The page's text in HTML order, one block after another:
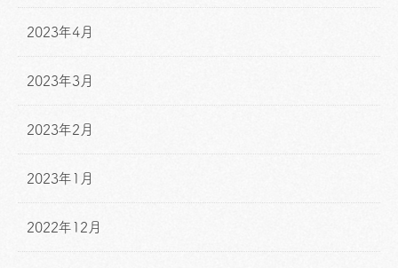
2023年4月
2023年3月
2023年2月
2023年1月
2022年12月